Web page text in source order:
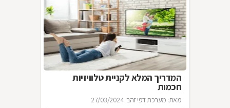
המדריך המלא לקניית טלוויזיות
חכמות
מאת: מערכת דפי זהב 27/03/2024